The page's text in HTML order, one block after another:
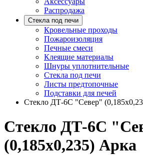
Распродажа
Стекла под печи
Кровельные проходы
Пожароизоляция
Печные смеси
Клеящие материалы
Шнуры уплотнительные
Стекла под печи
Листы предтопочные
Подставки для печей
Стекло ДТ-6С "Север"
Стекло ДТ-6С
(0,185х0,235) Арка